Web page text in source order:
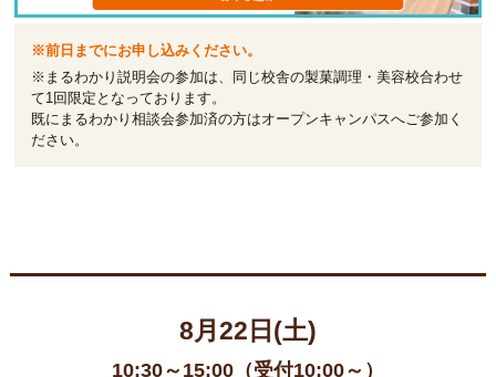
※前日までにお申し込みください。
※まるわかり説明会の参加は、同じ校舎の製菓調理・美容校合わせ
て1回限定となっております。
既にまるわかり相談会参加済の方はオープンキャンパスへご参加く
ださい。
8月22日(土)
10:30～15:00（受付10:00～）